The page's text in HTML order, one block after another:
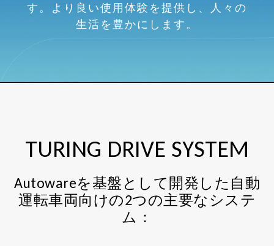
す。より良い使用体験を提供し、人々の
生活を豊かにします。
TURING DRIVE SYSTEM
Autowareを基盤として開発した自動
運転車両向けの2つの主要なシステ
ム：